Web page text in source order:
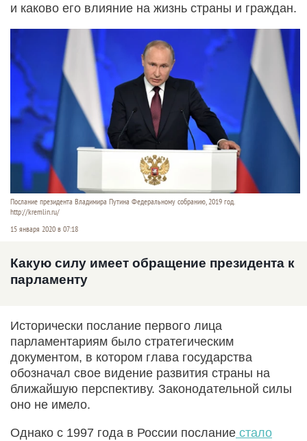
и каково его влияние на жизнь страны и граждан.
Послание президента Владимира Путина Федеральному собранию, 2019 год.
http://kremlin.ru/
15 января 2020 в 07:18
Какую силу имеет обращение президента к
парламенту
Исторически послание первого лица
парламентариям было стратегическим
документом, в котором глава государства
обозначал свое видение развития страны на
ближайшую перспективу. Законодательной силы
оно не имело.
Однако с 1997 года в России послание стало